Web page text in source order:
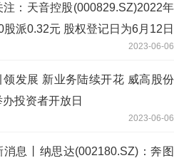
注：天音控股(000829.SZ)2022年
股派0.32元 股权登记日为6月12日
2023-06-06
领发展 新业务陆续开花 威高股份
办投资者开放日
2023-06-06
消息丨纳思达(002180.SZ)：奔图